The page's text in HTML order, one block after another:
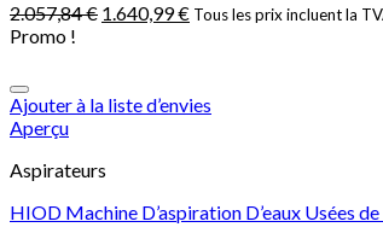
2.057,84€ 1.640,99€ Tous les prix incluent la
Promo !
Ajouter à la liste d’envies
Aperçu
Aspirateurs
HIOD Machine D’aspiration D’eaux Usées